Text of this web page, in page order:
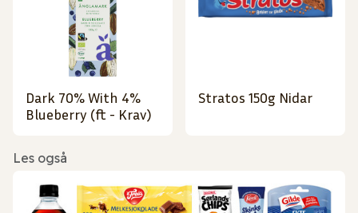
Dark 70% With 4%
Blueberry (ft - Krav)
Stratos 150g Nidar
Les også